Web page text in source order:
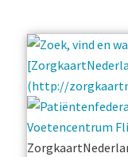
Voetencentrum